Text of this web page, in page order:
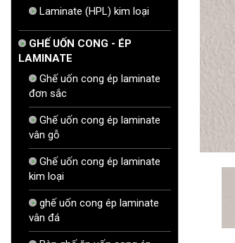
Laminate (HPL) kim loại
GHẾ UỐN CONG - ÉP
LAMINATE
Ghế uốn cong ép laminate
đơn sắc
Ghế uốn cong ép laminate
vân gỗ
Ghế uốn cong ép laminate
kim loại
ghế uốn cong ép laminate
vân đá